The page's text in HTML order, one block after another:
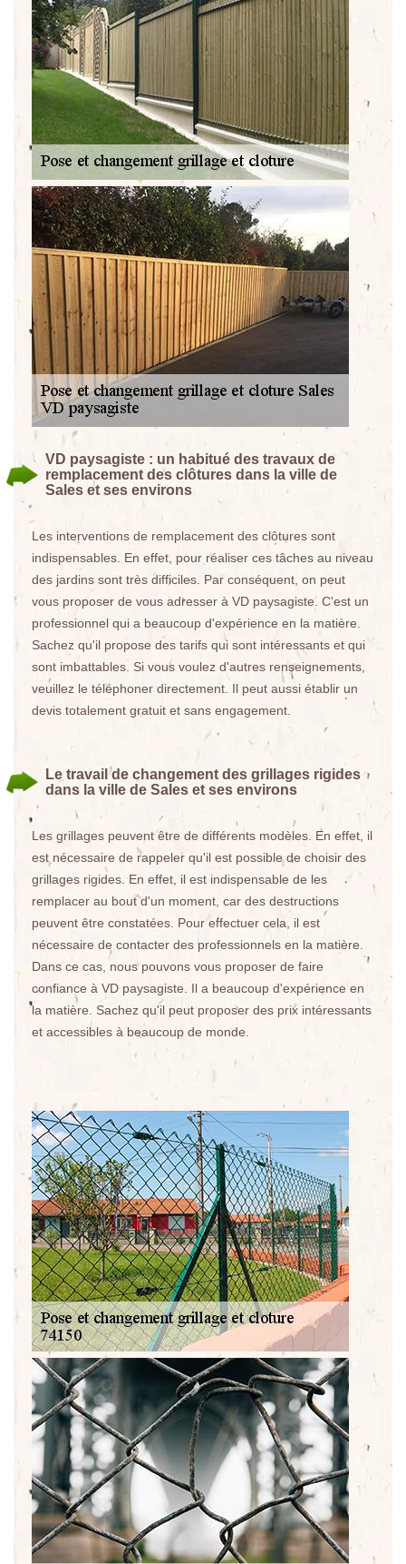
VD paysagiste : un habitué des travaux de
remplacement des clôtures dans la ville de
Sales et ses environs
Les interventions de remplacement des clôtures sont
indispensables. En effet, pour réaliser ces tâches au niveau
des jardins sont très difficiles. Par conséquent, on peut
vous proposer de vous adresser à VD paysagiste. C'est un
professionnel qui a beaucoup d'expérience en la matière.
Sachez qu'il propose des tarifs qui sont intéressants et qui
sont imbattables. Si vous voulez d'autres renseignements,
veuillez le téléphoner directement. Il peut aussi établir un
devis totalement gratuit et sans engagement.
Le travail de changement des grillages rigides
dans la ville de Sales et ses environs
Les grillages peuvent être de différents modèles. En effet, il
est nécessaire de rappeler qu'il est possible de choisir des
grillages rigides. En effet, il est indispensable de les
remplacer au bout d'un moment, car des destructions
peuvent être constatées. Pour effectuer cela, il est
nécessaire de contacter des professionnels en la matière.
Dans ce cas, nous pouvons vous proposer de faire
confiance à VD paysagiste. Il a beaucoup d'expérience en
la matière. Sachez qu'il peut proposer des prix intéressants
et accessibles à beaucoup de monde.